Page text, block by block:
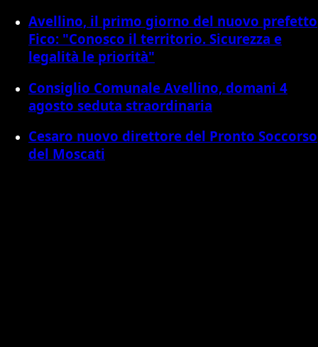
Avellino, il primo giorno del nuovo prefetto
Fico: "Conosco il territorio. Sicurezza e
legalità le priorità"
Consiglio Comunale Avellino, domani 4
agosto seduta straordinaria
Cesaro nuovo direttore del Pronto Soccorso
del Moscati